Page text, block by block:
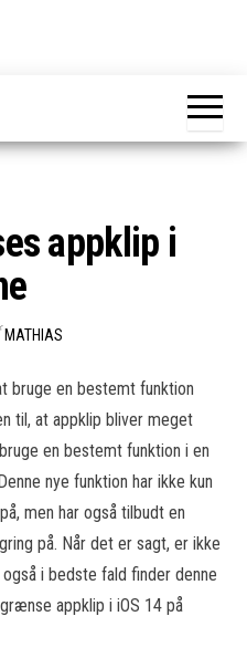
nyeste
appklip i
MATHIAS
bruge en bestemt funktion
til, at appklip bliver meget
en bestemt funktion i en
nye funktion har ikke kun
men har også tilbudt en
på. Når det er sagt, er ikke
i bedste fald finder denne
appklip i iOS 14 på